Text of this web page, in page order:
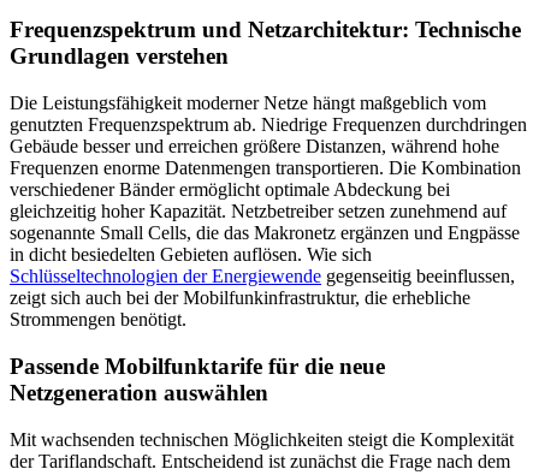
Frequenzspektrum und Netzarchitektur: Technische
Grundlagen verstehen
Die Leistungsfähigkeit moderner Netze hängt maßgeblich vom
genutzten Frequenzspektrum ab. Niedrige Frequenzen durchdringen
Gebäude besser und erreichen größere Distanzen, während hohe
Frequenzen enorme Datenmengen transportieren. Die Kombination
verschiedener Bänder ermöglicht optimale Abdeckung bei
gleichzeitig hoher Kapazität. Netzbetreiber setzen zunehmend auf
sogenannte Small Cells, die das Makronetz ergänzen und Engpässe
in dicht besiedelten Gebieten auflösen. Wie sich
Schlüsseltechnologien der Energiewende gegenseitig beeinflussen,
zeigt sich auch bei der Mobilfunkinfrastruktur, die erhebliche
Strommengen benötigt.
Passende Mobilfunktarife für die neue
Netzgeneration auswählen
Mit wachsenden technischen Möglichkeiten steigt die Komplexität
der Tariflandschaft. Entscheidend ist zunächst die Frage nach dem